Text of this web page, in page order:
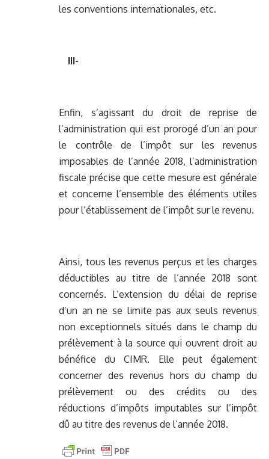
les conventions internationales, etc.
III-
Enfin, s’agissant du droit de reprise de
l’administration qui est prorogé d’un an pour
le contrôle de l’impôt sur les revenus
imposables de l’année 2018, l’administration
fiscale précise que cette mesure est générale
et concerne l’ensemble des éléments utiles
pour l’établissement de l’impôt sur le revenu.
Ainsi, tous les revenus perçus et les charges
déductibles au titre de l’année 2018 sont
concernés. L’extension du délai de reprise
d’un an ne se limite pas aux seuls revenus
non exceptionnels situés dans le champ du
prélèvement à la source qui ouvrent droit au
bénéfice du CIMR. Elle peut également
concerner des revenus hors du champ du
prélèvement ou des crédits ou des
réductions d’impôts imputables sur l’impôt
dû au titre des revenus de l’année 2018.